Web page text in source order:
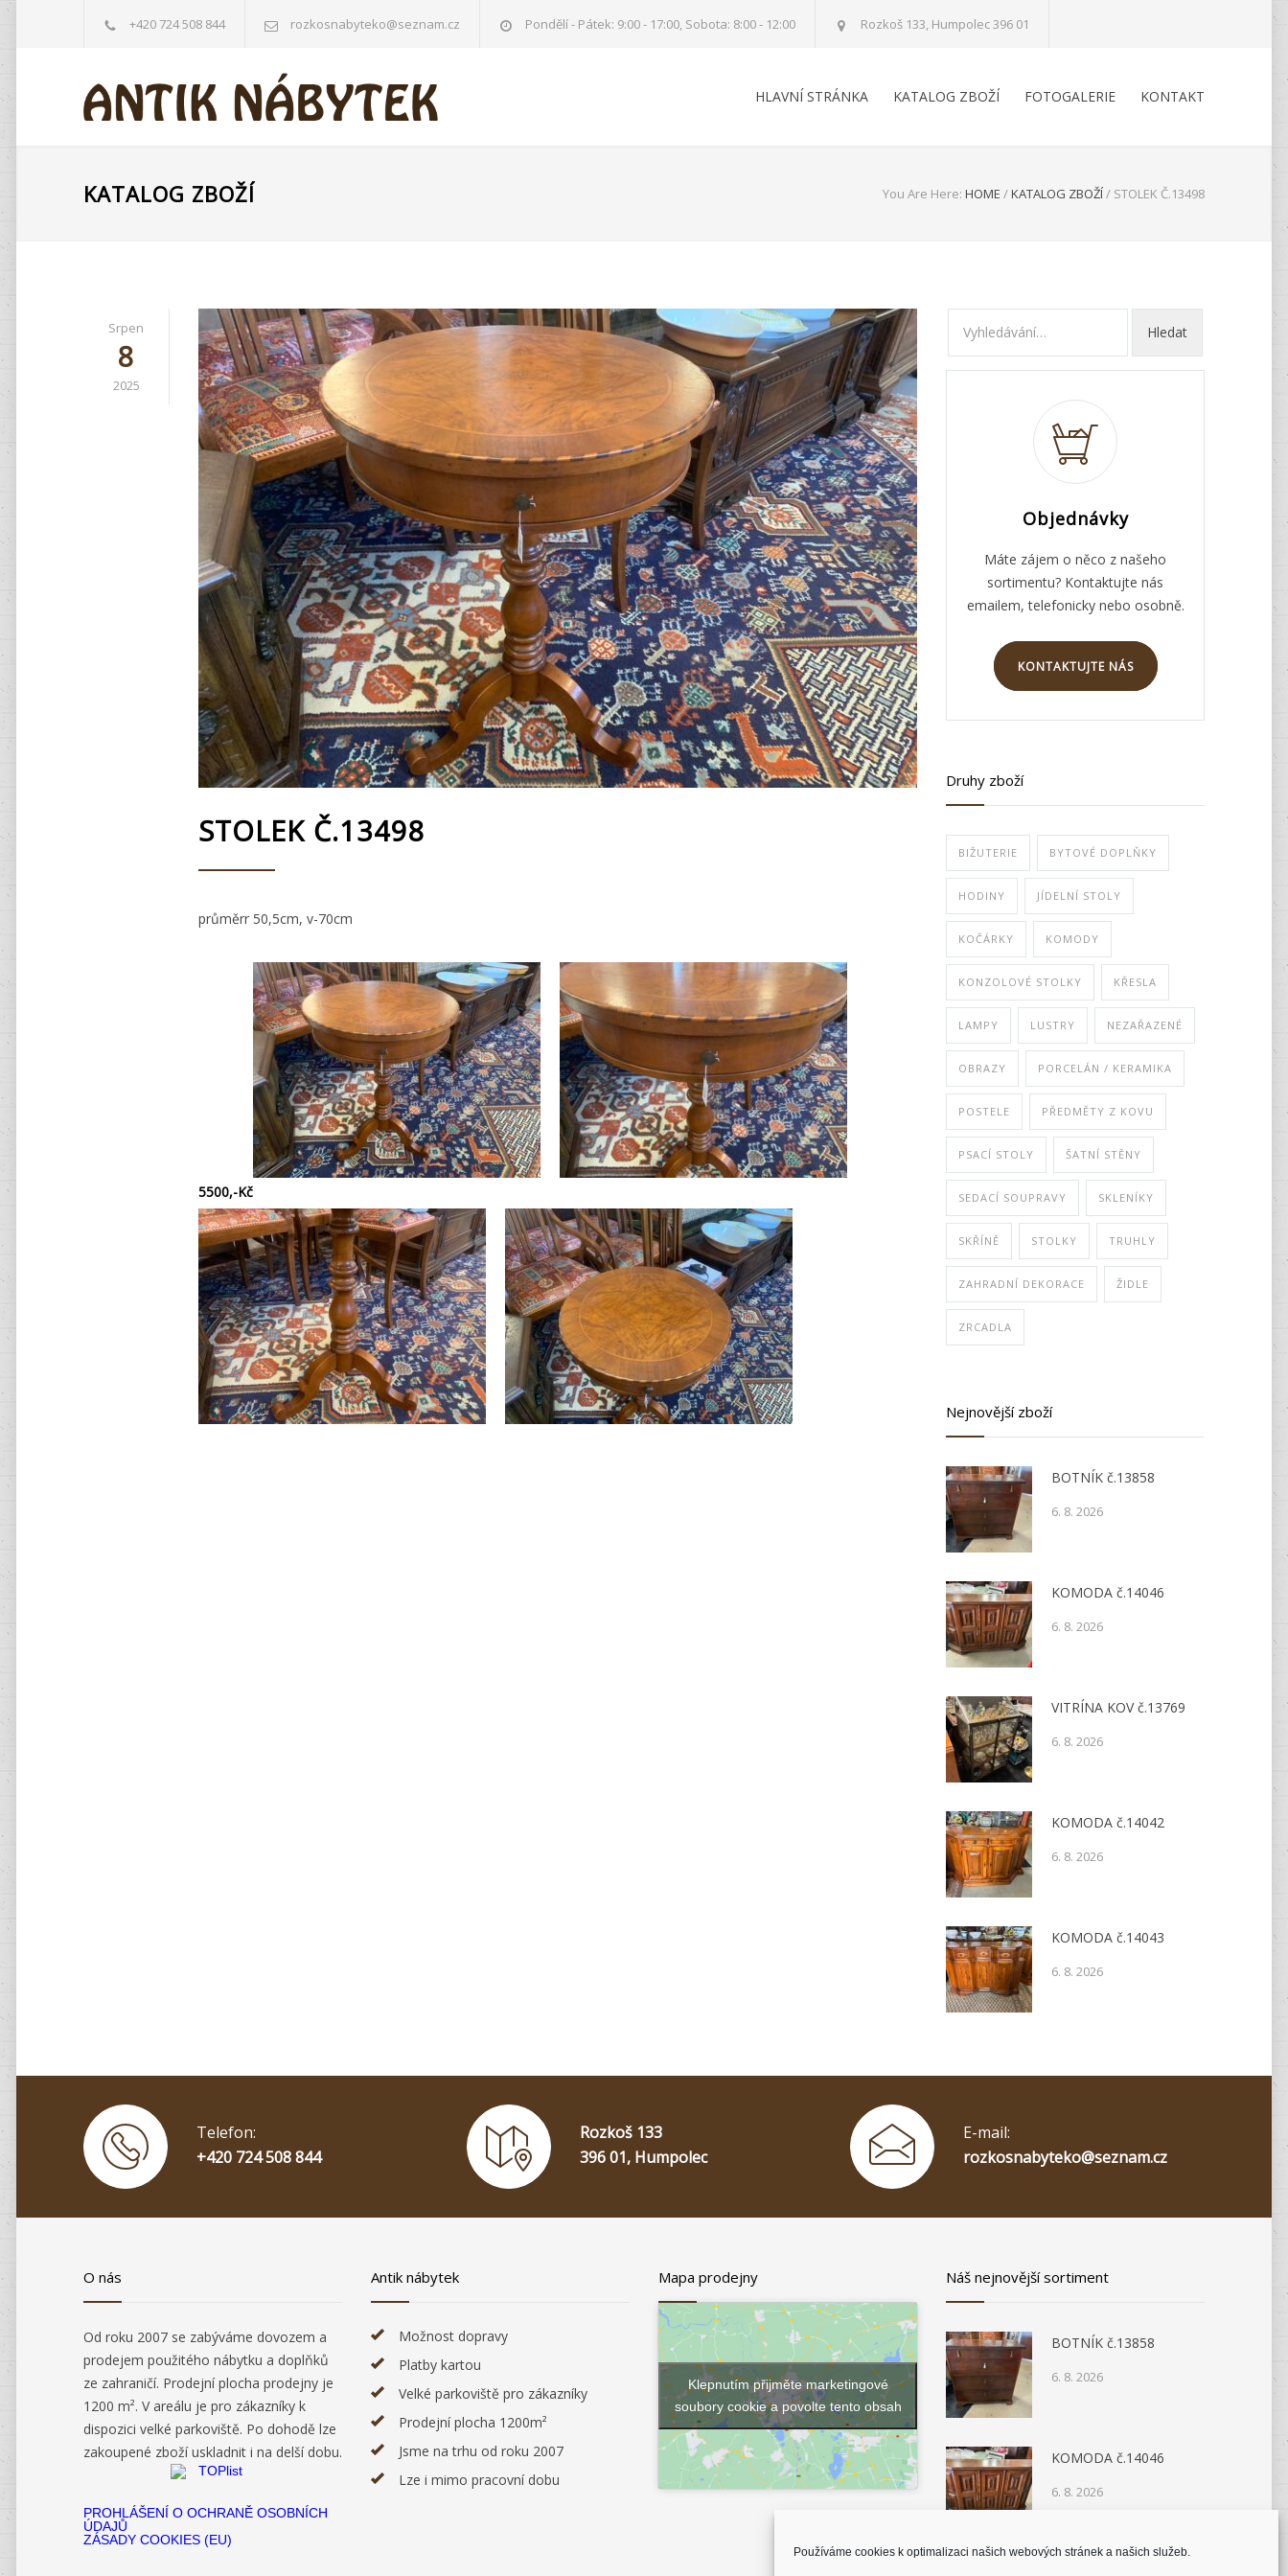
Používáme cookies k optimalizaci našich webových stránek a našich služeb.
+420 724 508 844 rozkosnabyteko@seznam.cz Pondělí - Pátek: 9:00 - 17:00, Sobota: 8:00 - 12:00 Rozkoš 133, Humpolec 396 01
HLAVNÍ STRÁNKA KATALOG ZBOŽÍ FOTOGALERIE KONTAKT
KATALOG ZBOŽÍ You Are Here: HOME /KATALOG ZBOŽÍ/ STOLEK Č.13498
Srpen
8
2025
STOLEK Č.13498
průměrr 50,5cm, v-70cm
5500,-Kč
Objednávky
Máte zájem o něco z našeho
sortimentu? Kontaktujte nás
emailem, telefonicky nebo osobně.
KONTAKTUJTE NÁS
Druhy zboží
BIŽUTERIE BYTOVÉ DOPLŇKY
HODINY JÍDELNÍ STOLY
KOČÁRKY KOMODY
KONZOLOVÉ STOLKY KŘESLA
LAMPY LUSTRY NEZAŘAZENÉ
OBRAZY PORCELÁN / KERAMIKA
POSTELE PŘEDMĚTY Z KOVU
PSACÍ STOLY ŠATNÍ STĚNY
SEDACÍ SOUPRAVY SKLENÍKY
SKŘÍNĚ STOLKY TRUHLY
ZAHRADNÍ DEKORACE ŽIDLE
ZRCADLA
Nejnovější zboží
BOTNÍK č.13858
6. 8. 2026
KOMODA č.14046
6. 8. 2026
VITRÍNA KOV č.13769
6. 8. 2026
KOMODA č.14042
6. 8. 2026
KOMODA č.14043
6. 8. 2026
Telefon:
+420 724 508 844
Rozkoš 133
396 01, Humpolec
E-mail:
rozkosnabyteko@seznam.cz
O nás
Od roku 2007 se zabýváme dovozem a
prodejem použitého nábytku a doplňků
ze zahraničí. Prodejní plocha prodejny je
1200 m². V areálu je pro zákazníky k
dispozici velké parkoviště. Po dohodě lze
zakoupené zboží uskladnit i na delší dobu.
PROHLÁŠENÍ O OCHRANĚ OSOBNÍCH
ÚDAJŮ
ZÁSADY COOKIES (EU)
Antik nábytek
Možnost dopravy
Platby kartou
Velké parkoviště pro zákazníky
Prodejní plocha 1200m²
Jsme na trhu od roku 2007
Lze i mimo pracovní dobu
Mapa prodejny
Klepnutím přijměte marketingové
soubory cookie a povolte tento obsah
Náš nejnovější sortiment
BOTNÍK č.13858
6. 8. 2026
KOMODA č.14046
6. 8. 2026